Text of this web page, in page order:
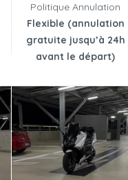
Politique Annulation
Flexible (annulation
gratuite jusqu’à 24h
avant le départ)